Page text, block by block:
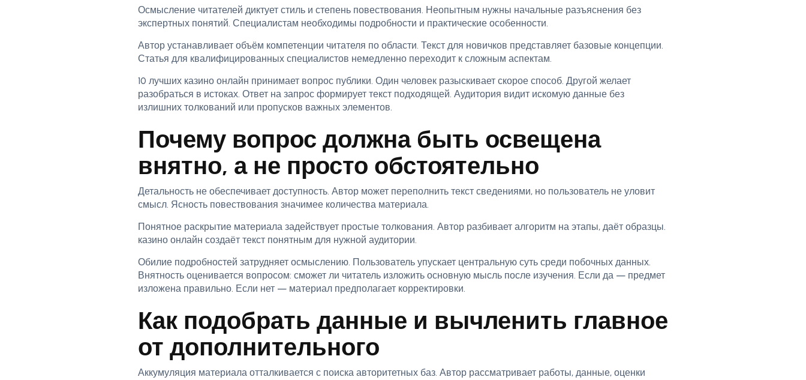
Осмысление читателей диктует стиль и степень повествования. Неопытным нужны начальные разъяснения без
экспертных понятий. Специалистам необходимы подробности и практические особенности.
Автор устанавливает объём компетенции читателя по области. Текст для новичков представляет базовые концепции.
Статья для квалифицированных специалистов немедленно переходит к сложным аспектам.
10 лучших казино онлайн принимает вопрос публики. Один человек разыскивает скорое способ. Другой желает
разобраться в истоках. Ответ на запрос формирует текст подходящей. Аудитория видит искомую данные без
излишних толкований или пропусков важных элементов.
Почему вопрос должна быть освещена
внятно, а не просто обстоятельно
Детальность не обеспечивает доступность. Автор может переполнить текст сведениями, но пользователь не уловит
смысл. Ясность повествования значимее количества материала.
Понятное раскрытие материала задействует простые толкования. Автор разбивает алгоритм на этапы, даёт образцы.
казино онлайн создаёт текст понятным для нужной аудитории.
Обилие подробностей затрудняет осмыслению. Пользователь упускает центральную суть среди побочных данных.
Внятность оценивается вопросом: сможет ли читатель изложить основную мысль после изучения. Если да — предмет
изложена правильно. Если нет — материал предполагает корректировки.
Как подобрать данные и вычленить главное
от дополнительного
Аккумуляция материала отталкивается с поиска авторитетных баз. Автор рассматривает работы, данные, оценки